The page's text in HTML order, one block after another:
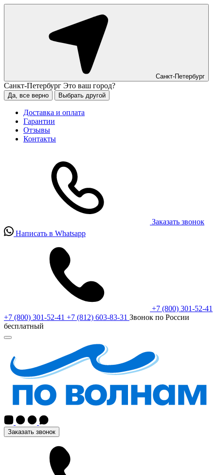
Санкт-Петербург
Санкт-Петербург Это ваш город?
Да, все верно Выбрать другой
Доставка и оплата
Гарантии
Отзывы
Контакты
Заказать звонок
Написать в Whatsapp
+7 (800) 301-52-41
+7 (800) 301-52-41 +7 (812) 603-83-31 Звонок по России
бесплатный
Заказать звонок